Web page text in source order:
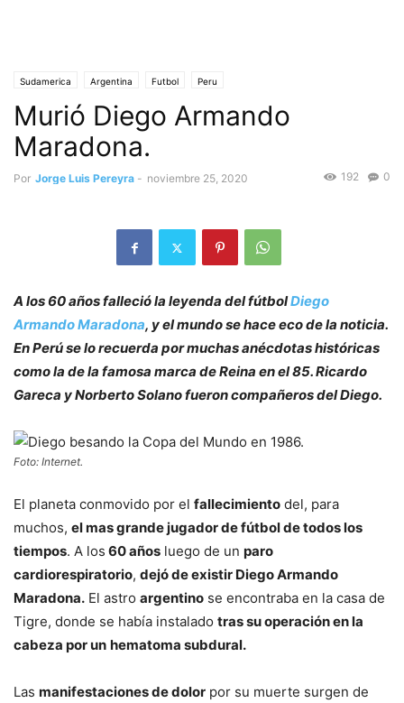
Sudamerica Argentina Futbol Peru
Murió Diego Armando
Maradona.
Por Jorge Luis Pereyra - noviembre 25, 2020 0
192
A los 60 años falleció la leyenda del fútbolDiego
Armando Maradona, y el mundo se hace eco de la noticia.
En Perú se lo recuerda por muchas anécdotas históricas
como la de la famosa marca de Reina en el 85. Ricardo
Gareca y Norberto Solano fueron compañeros del Diego.
Foto: Internet.
El planeta conmovido por el fallecimiento del, para
muchos, el mas grande jugador de fútbol de todos los
tiempos. A los 60 años luego de un paro
cardiorespiratorio, dejó de existir Diego Armando
Maradona. El astro argentino se encontraba en la casa de
Tigre, donde se había instalado tras su operación en la
cabeza por un hematoma subdural.
Las manifestaciones de dolor por su muerte surgen de